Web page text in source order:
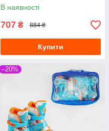
В наявності
707 ₴ 884 ₴
Купити
–20%